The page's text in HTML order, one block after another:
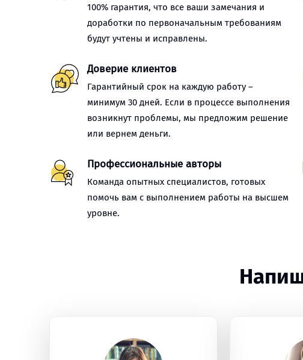
100% гарантия, что все ваши замечания и
доработки по первоначальным требованиям
будут учтены и исправлены.
Доверие клиентов
Гарантийный срок на каждую работу –
минимум 30 дней. Если в процессе выполнения
возникнут проблемы, мы предложим решение
или вернем деньги.
Профессиональные авторы
Команда опытных специалистов, готовых
помочь вам с выполнением работы на высшем
уровне.